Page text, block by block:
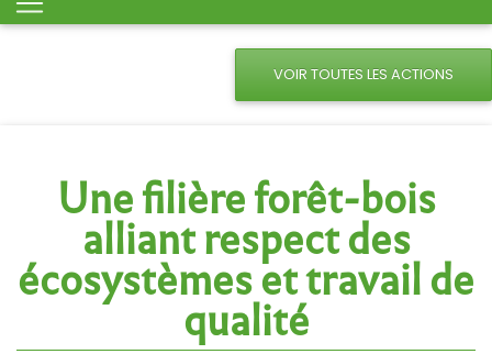
VOIR TOUTES LES ACTIONS
Une filière forêt-bois
alliant respect des
écosystèmes et travail de
qualité